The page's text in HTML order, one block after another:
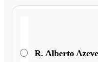
R. Alberto